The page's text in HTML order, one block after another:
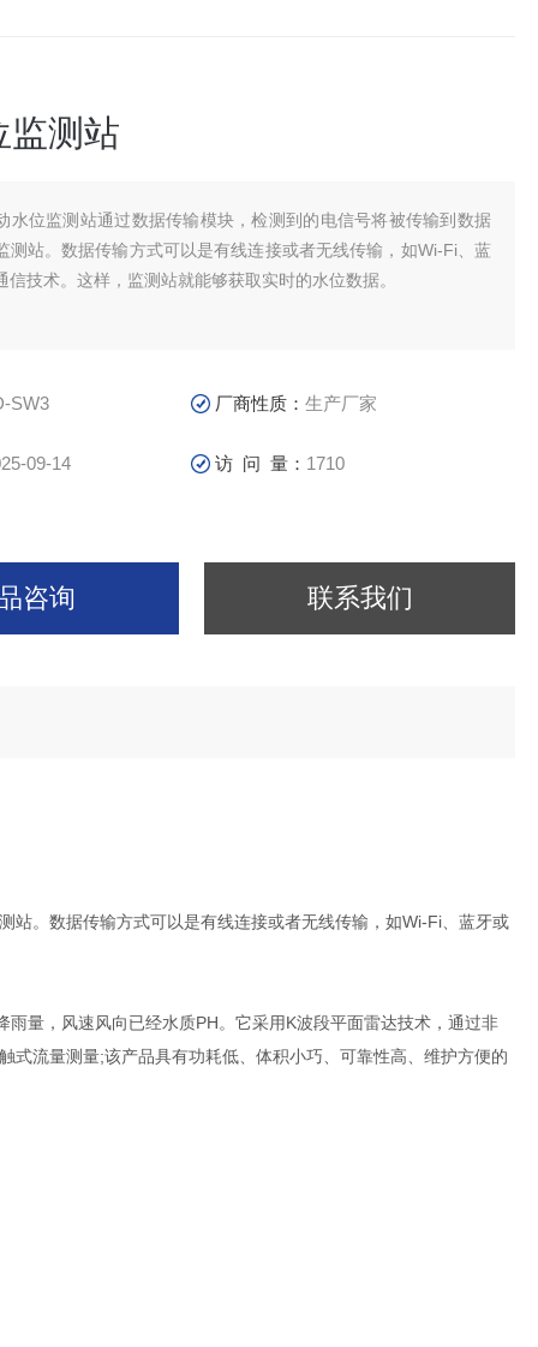
监测站
水位监测站通过数据传输模块，检测到的电信号将被传输到数据
测站。数据传输方式可以是有线连接或者无线传输，如Wi-Fi、蓝
信技术。这样，监测站就能够获取实时的水位数据。
SW3 厂商性质：生产厂家
09-14 访 问 量： 1710
咨询 联系我们
站。数据传输方式可以是有线连接或者无线传输，如Wi-Fi、蓝牙或
，风速风向已经水质PH。它采用K波段平面雷达技术，通过非
式流量测量;该产品具有功耗低、体积小巧、可靠性高、维护方便的